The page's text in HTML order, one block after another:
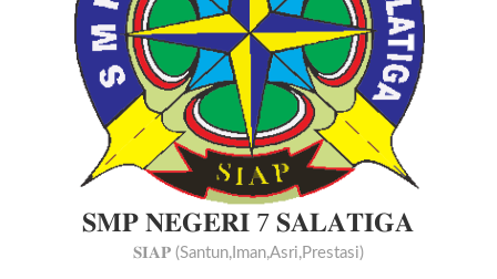
𝐒𝐌𝐏 𝐍𝐄𝐆𝐄𝐑𝐈 7 𝐒𝐀𝐋𝐀𝐓𝐈𝐆𝐀
𝐒𝐈𝐀𝐏 (Santun,Iman,Asri,Prestasi)